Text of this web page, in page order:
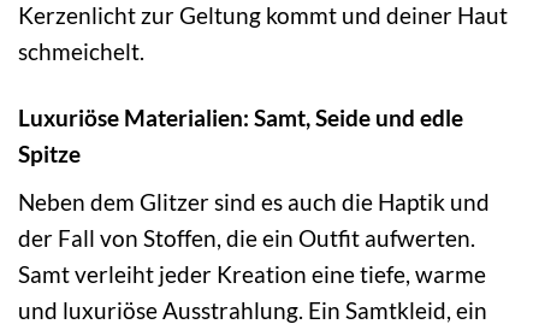
Kerzenlicht zur Geltung kommt und deiner Haut
schmeichelt.
Luxuriöse Materialien: Samt, Seide und edle
Spitze
Neben dem Glitzer sind es auch die Haptik und
der Fall von Stoffen, die ein Outfit aufwerten.
Samt verleiht jeder Kreation eine tiefe, warme
und luxuriöse Ausstrahlung. Ein Samtkleid, ein